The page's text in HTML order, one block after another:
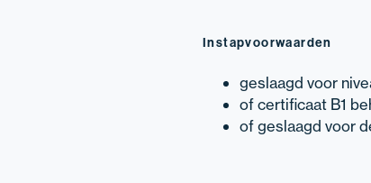
Instapvoorwaarden
geslaagd voor
of certificaat B1
of geslaagd voor